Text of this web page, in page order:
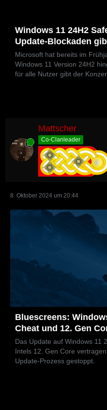
Windows 11 24H2
Update-Blockaden
Microsoft hat bereits im
Windows 11 Version 24H2
für alle Nutzer gibt der
Online
Mattscher
Co-Clanleader
8. Oktober 2024 um 20:44
Bluescreens:
Cheat und 12. Gen
Das Update auf Windows 11
Intels 12. Gen Core
Update-Prozess gestoppt.